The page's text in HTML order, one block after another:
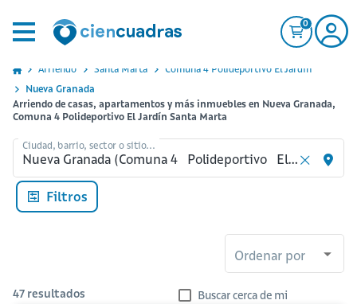
0
Arriendo Santa Marta
Comuna 4 Polideportivo El Jardin
Nueva Granada
Arriendo de casas, apartamentos y más inmuebles en Nueva Granada,
Comuna 4 Polideportivo El Jardín Santa Marta
Ciudad, barrio, sector o sitio...
Filtros
Ordenar por
47 resultados Buscar cerca de mi